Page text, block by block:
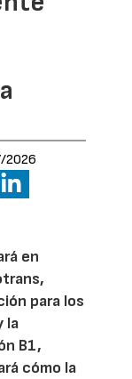
2026
en
para los
la
B1,
cómo la